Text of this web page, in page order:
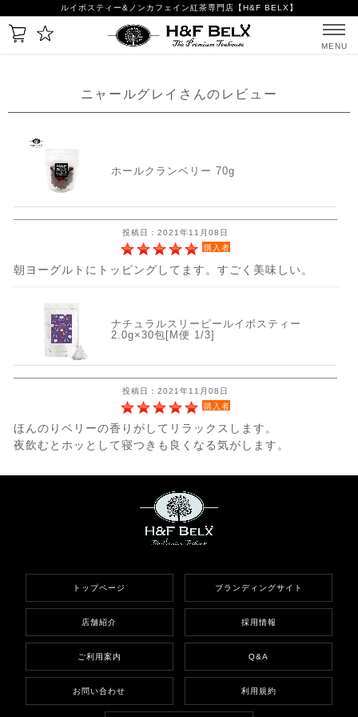
ルイボスティー&ノンカフェイン紅茶専門店【H&F BELX】
MENU
ニャールグレイさんのレビュー
ホールクランベリー 70g
投稿日：2021年11月08日
購入者
朝ヨーグルトにトッピングしてます。すごく美味しい。
ナチュラルスリーピールイボスティー
2.0g×30包[M便 1/3]
投稿日：2021年11月08日
購入者
ほんのりベリーの香りがしてリラックスします。
夜飲むとホッとして寝つきも良くなる気がします。
トップページ ブランディングサイト
店舗紹介 採用情報
ご利用案内 Q&A
お問い合わせ 利用規約